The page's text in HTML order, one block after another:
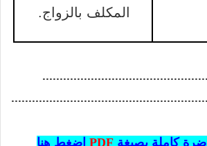
المكلف بالزواج.
كاملة بصيغة PDF إضغط هنا